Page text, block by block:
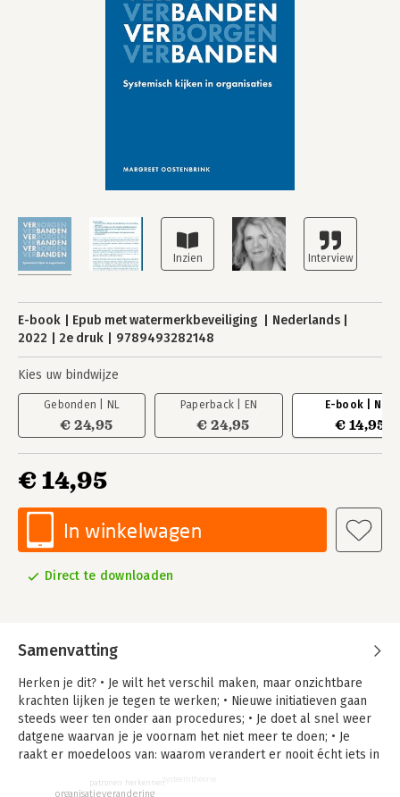
E-book Epub met watermerkbeveiliging
Nederlands
2022
2e druk 9789493282148
Kies uw bindwijze
Gebonden | NL
€ 24,95
Paperback | EN
€ 24,95
E-book | NL
€ 14,95
€ 14,95
In winkelwagen
Direct te downloaden
Samenvatting
Herken je dit? • Je wilt het verschil maken, maar onzichtbare
krachten lijken je tegen te werken; • Nieuwe initiatieven gaan
steeds weer ten onder aan procedures; • Je doet al snel weer
datgene waarvan je je voornam het niet meer te doen; • Je
raakt er moedeloos van: waarom verandert er nooit écht iets in
hebben, vormen zich systemen. Jijzelf bent ook onderdeel van
organisatieverandering
patronen herkennen systeemtheorie